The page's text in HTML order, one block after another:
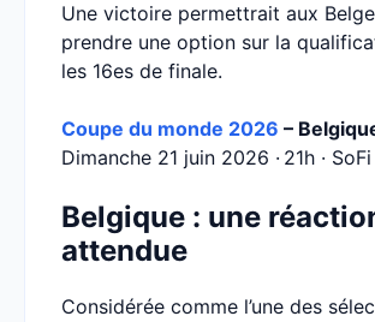
Une victoire permettrait aux
prendre une option sur la
les 16es de finale.
Coupe du monde 2026 –
Dimanche 21 juin 2026 · 21h ·
Belgique : une
attendue
Considérée comme l’une des